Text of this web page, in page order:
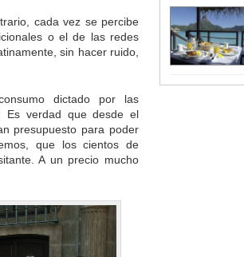
cada vez se percibe
o el de las redes
sin hacer ruido,
dictado por las
Es verdad que desde el
presupuesto para poder
que los cientos de
A un precio mucho